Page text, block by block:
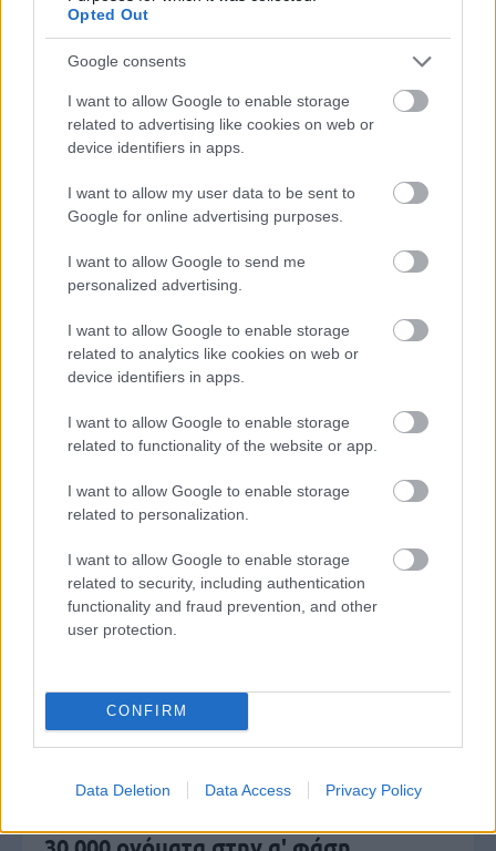
Opted Out
Google consents
I want to allow Google to enable storage
related to advertising like cookies on web or
device identifiers in apps.
I want to allow my user data to be sent to
Google for online advertising purposes.
I want to allow Google to send me
personalized advertising.
I want to allow Google to enable storage
related to analytics like cookies on web or
device identifiers in apps.
I want to allow Google to enable storage
related to functionality of the website or app.
I want to allow Google to enable storage
related to personalization.
I want to allow Google to enable storage
related to security, including authentication
functionality and fraud prevention, and other
user protection.
CONFIRM
Data Deletion Data Access Privacy Policy
Μάθε πρώτος όλες τις σημαντικές
ειδήσεις.
Βάλε το proson.gr στα αποτελέσματα
αναζήτησης της Google
Δημοφιλείς Ειδήσεις
Ανοικτές 1.779 θέσεις εργασίας στο
Δημόσιο (χωρίς πτυχίο)
Πυροσβεστική Σχολή: Νέος
σε διαμονή, σίτιση και πρακτική
εκπαίδευση
ΥΠΕΣ: Προγραμματισμός προσλήψεων
2027 - Παρατείνεται το Β' Στάδιο